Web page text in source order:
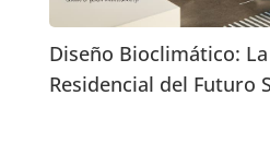
Diseño Bioclimático:
Residencial del Futuro